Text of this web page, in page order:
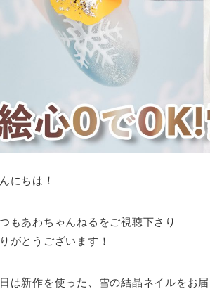
にちは！
もあわちゃんねるをご視聴下さり
がとうございます！
は新作を使った、雪の結晶ネイルをお